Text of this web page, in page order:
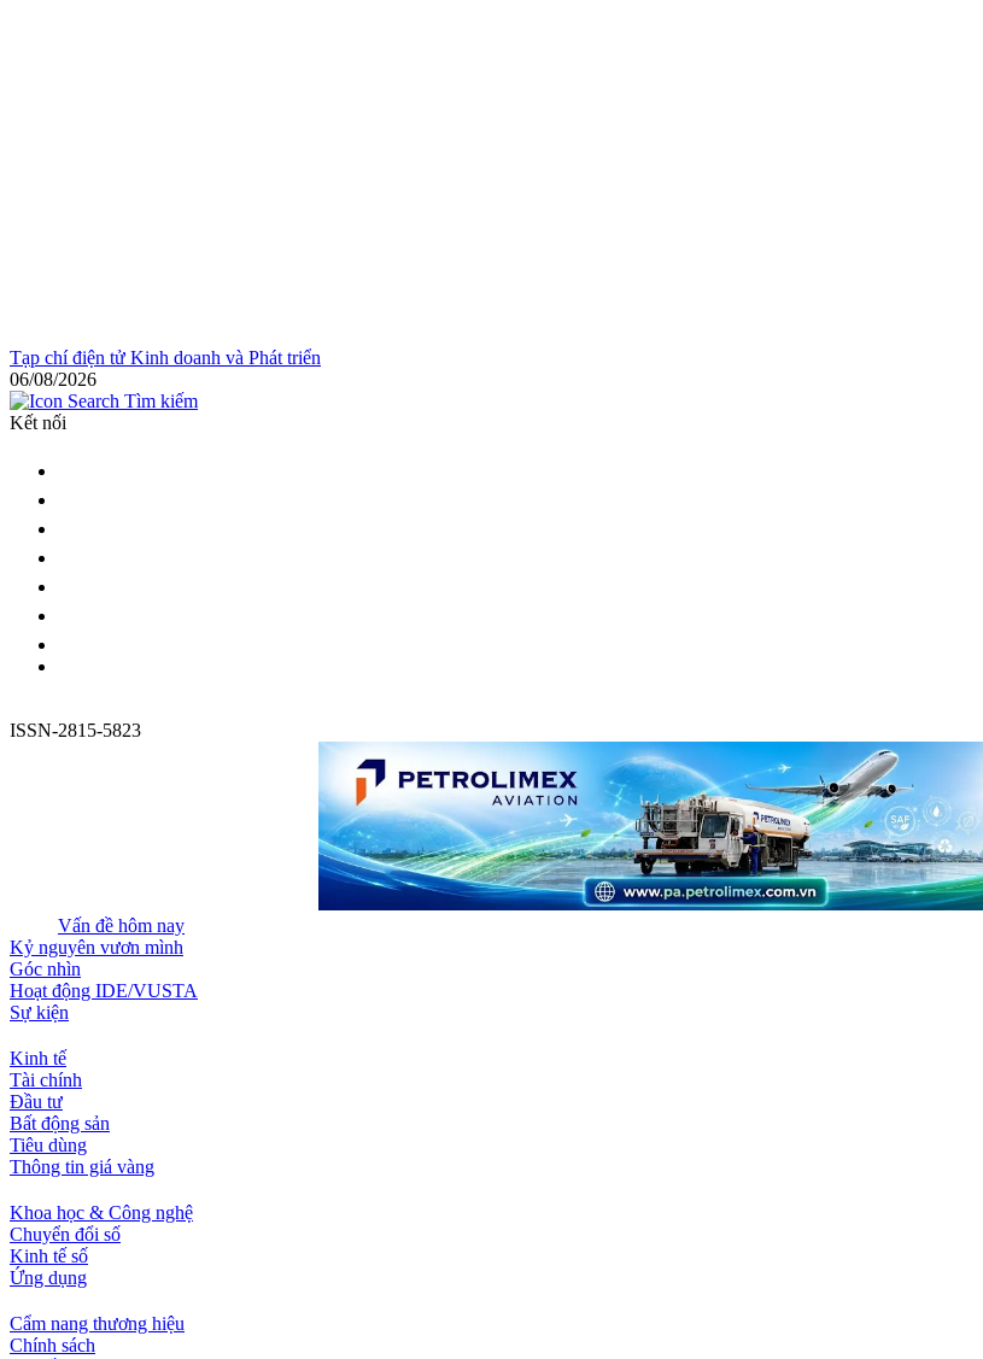
Tạp chí điện tử Kinh doanh và Phát triển
06/08/2026
Tìm kiếm
Kết nối
ISSN-2815-5823
Vấn đề hôm nay
Kỷ nguyên vươn mình
Góc nhìn
Hoạt động IDE/VUSTA
Sự kiện
Kinh tế
Tài chính
Đầu tư
Bất động sản
Tiêu dùng
Thông tin giá vàng
Khoa học & Công nghệ
Chuyển đổi số
Kinh tế số
Ứng dụng
Cẩm nang thương hiệu
Chính sách